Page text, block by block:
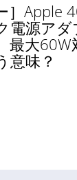
］Apple
電源アダ
大60W
意味？